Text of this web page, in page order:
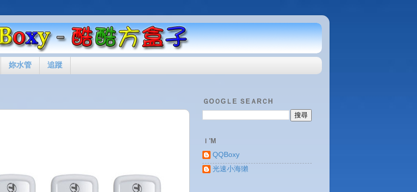
妳水管 追蹤
ＧOＯGＬE ＳEＡRＣH
Ｉ'M
QQBoxy
光速小海獺